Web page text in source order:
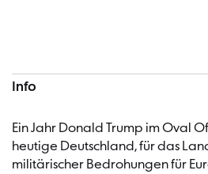
Info
Ein Jahr Donald Trump im Oval
heutige Deutschland, für das
militärischer Bedrohungen für